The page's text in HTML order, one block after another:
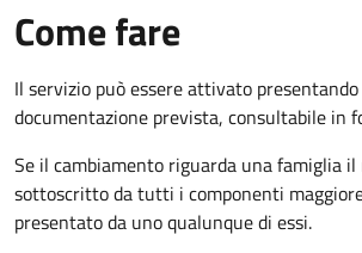
Come fare
Il servizio può essere attivato
documentazione prevista, consultabile in
Se il cambiamento riguarda una famiglia il
sottoscritto da tutti i componenti
presentato da uno qualunque di essi.